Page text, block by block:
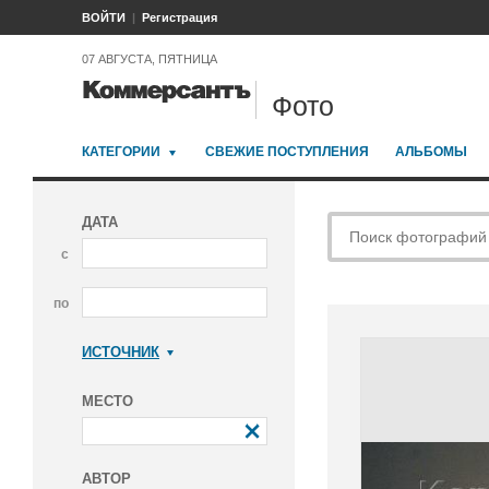
ВОЙТИ Регистрация
07 АВГУСТА, ПЯТНИЦА
Фото
КАТЕГОРИИ СВЕЖИЕ ПОСТУПЛЕНИЯ АЛЬБОМЫ
ДАТА
с
по
ИСТОЧНИК
МЕСТО
АВТОР